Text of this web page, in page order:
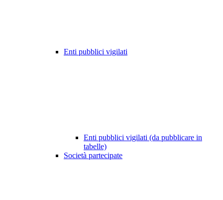
Enti pubblici vigilati
Enti pubblici vigilati (da pubblicare in
tabelle)
Società partecipate